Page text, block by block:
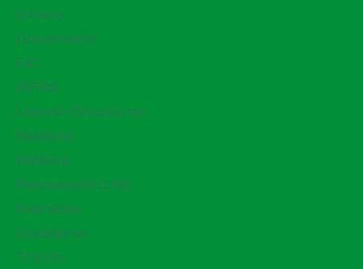
Divers
Documents
EIC
INFRA
Livrets-Brochures
Matériel
Métiers
Personnels CASI
Retraités
Solidaires
Tracts